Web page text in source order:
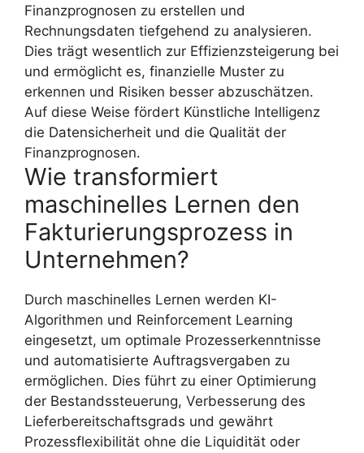
Finanzprognosen zu erstellen und
Rechnungsdaten tiefgehend zu analysieren.
Dies trägt wesentlich zur Effizienzsteigerung bei
und ermöglicht es, finanzielle Muster zu
erkennen und Risiken besser abzuschätzen.
Auf diese Weise fördert Künstliche Intelligenz
die Datensicherheit und die Qualität der
Finanzprognosen.
Wie transformiert
maschinelles Lernen den
Fakturierungsprozess in
Unternehmen?
Durch maschinelles Lernen werden KI-
Algorithmen und Reinforcement Learning
eingesetzt, um optimale Prozesserkenntnisse
und automatisierte Auftragsvergaben zu
ermöglichen. Dies führt zu einer Optimierung
der Bestandssteuerung, Verbesserung des
Lieferbereitschaftsgrads und gewährt
Prozessflexibilität ohne die Liquidität oder